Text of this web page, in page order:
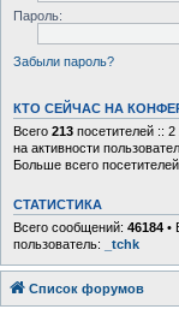
Пароль:
Забыли пароль?
КТО СЕЙЧАС НА
Всего 213 посетителей ::
на активности
Больше всего
СТАТИСТИКА
Всего сообщений: 46184 •
пользователь:
_tchk
Список форумов